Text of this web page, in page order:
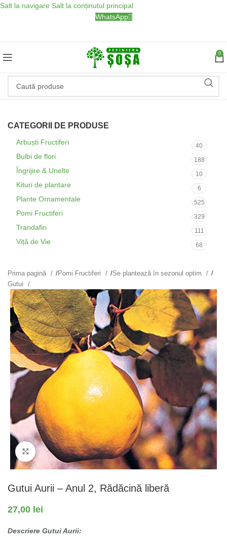
Salt la navigare Salt la conținutul principal
WhatsApp
0
CATEGORII DE PRODUSE
Arbuști Fructiferi 40
Bulbi de flori 188
Îngrijire & Unelte 10
Kituri de plantare 6
Plante Ornamentale 525
Pomi Fructiferi 329
Trandafiri 111
Viță de Vie 68
Prima pagină /Pomi Fructiferi /Se plantează în sezonul optim
/
Gutui
Fă clic pentru a mări
Gutui Aurii – Anul 2, Rădăcină liberă
27,00 lei
Descriere Gutui Aurii: